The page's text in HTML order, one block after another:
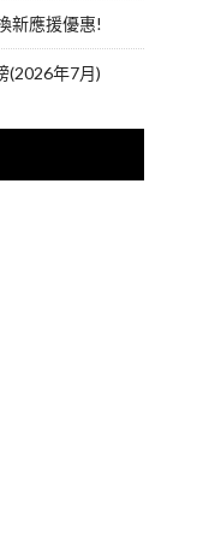
新應援優惠!
(2026年7月)